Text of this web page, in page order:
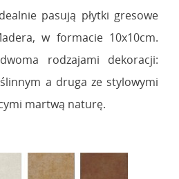
pasują płytki gresowe
w formacie 10x10cm.
rodzajami dekoracji:
a druga ze stylowymi
martwą naturę.